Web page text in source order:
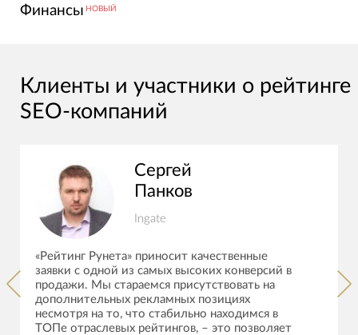
Финансы НОВЫЙ
Клиенты и участники о рейтинге
SEO-компаний
Сергей
Панков
Ingate
«Рейтинг Рунета» приносит качественные
заявки с одной из самых высоких конверсий в
продажи. Мы стараемся присутствовать на
дополнительных рекламных позициях
несмотря на то, что стабильно находимся в
ТОПе отраслевых рейтингов, – это позволяет